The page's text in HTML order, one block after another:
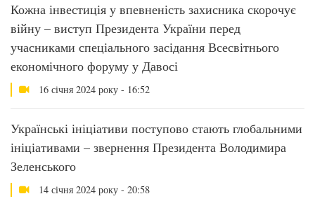
Кожна інвестиція у впевненість захисника скорочує
війну – виступ Президента України перед
учасниками спеціального засідання Всесвітнього
економічного форуму у Давосі
16 січня 2024 року - 16:52
Українські ініціативи поступово стають глобальними
ініціативами – звернення Президента Володимира
Зеленського
14 січня 2024 року - 20:58